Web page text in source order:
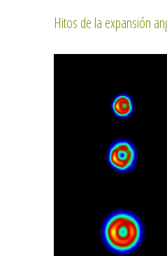
Hitos de la expansión